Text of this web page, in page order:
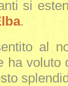
si
.
al
ha voluto